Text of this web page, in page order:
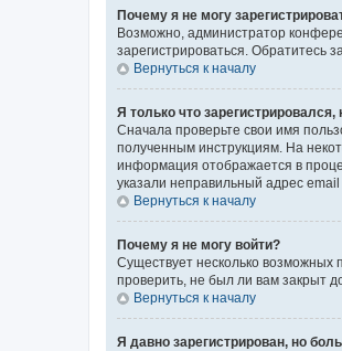
Почему я не могу
Возможно, администратор
зарегистрироваться. Обратитесь
Вернуться к началу
Я только что зарегистрировался,
Сначала проверьте свои имя
полученным инструкциям. На
информация отображается в
указали неправильный адрес
Вернуться к началу
Почему я не могу войти?
Существует несколько возможных
проверить, не был ли вам закрыт
Вернуться к началу
Я давно зарегистрирован, но